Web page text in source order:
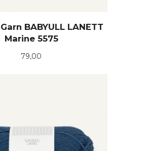
BABYULL LANETT
Marine 5575
Pris
79,00